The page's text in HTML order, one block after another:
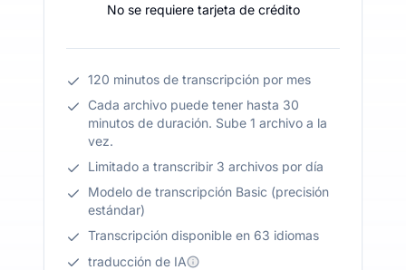
No se requiere tarjeta de crédito
120 minutos de transcripción por mes
Cada archivo puede tener hasta 30
minutos de duración. Sube 1 archivo a la
vez.
Limitado a transcribir 3 archivos por día
Modelo de transcripción Basic (precisión
estándar)
Transcripción disponible en 63 idiomas
traducción de IA